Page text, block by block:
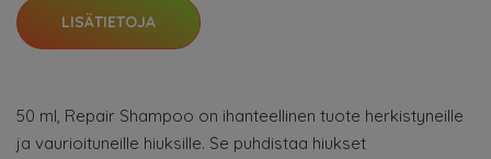
LISÄTIETOJA
50 ml, Repair Shampoo on ihanteellinen tuote herkistyneille
ja vaurioituneille hiuksille. Se puhdistaa hiukset